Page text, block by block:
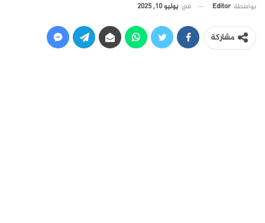
بواسطة Editor في يوليو 10, 2025
مشاركة